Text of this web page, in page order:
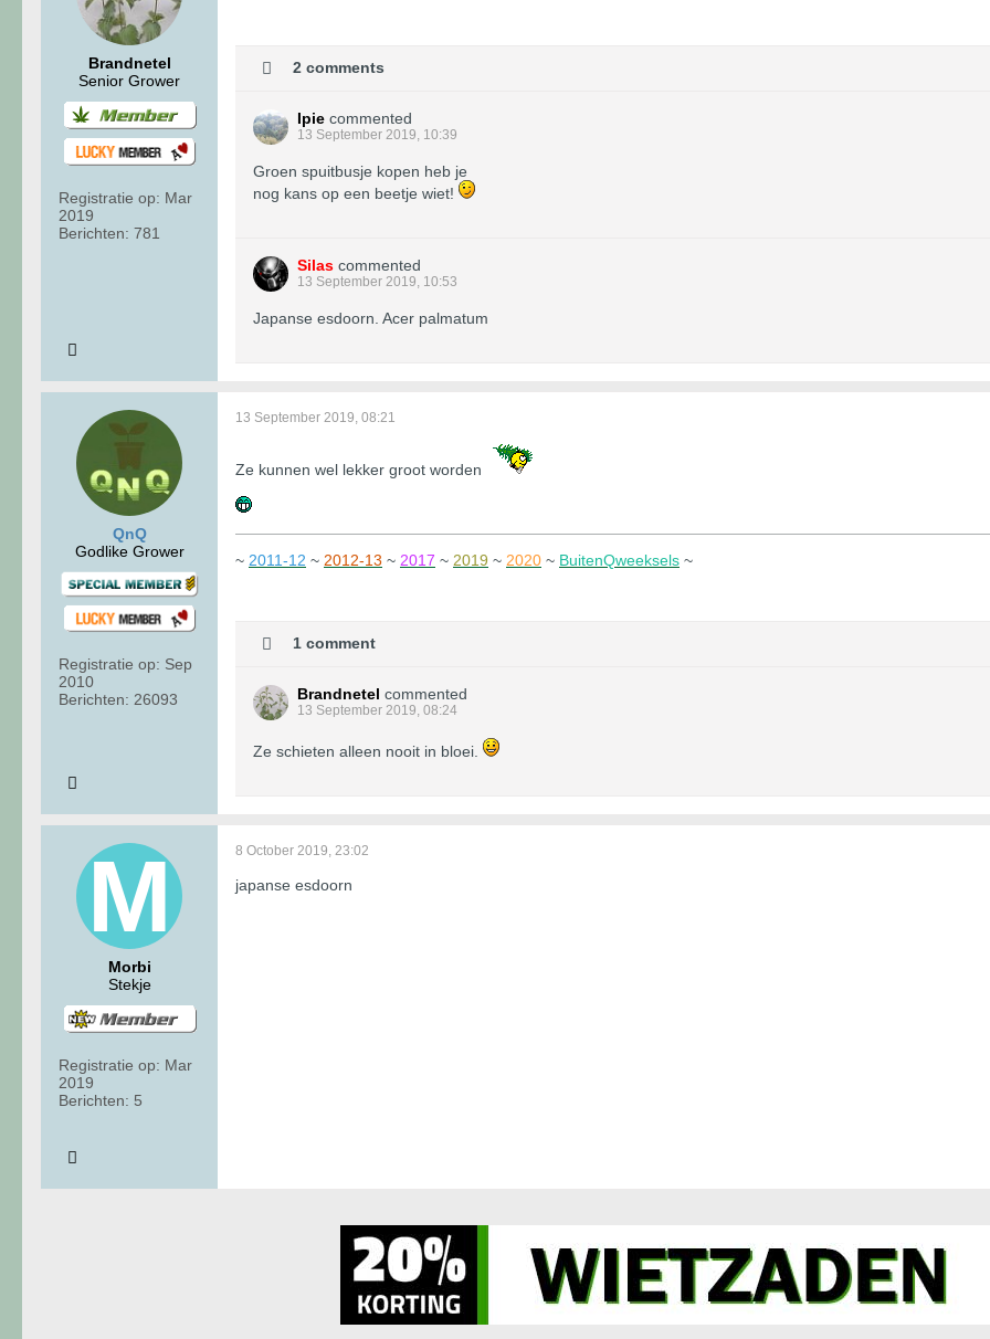
Brandnetel
Senior Grower
Registratie op: Mar
2019
Berichten: 781
2 comments
Ipie commented
13 September 2019, 10:39
Groen spuitbusje kopen heb je
nog kans op een beetje wiet!
Silas commented
13 September 2019, 10:53
Japanse esdoorn. Acer palmatum
QnQ
Godlike Grower
Registratie op: Sep
2010
Berichten: 26093
13 September 2019, 08:21
Ze kunnen wel lekker groot worden
~ 2011-12 ~ 2012-13 ~ 2017 ~ 2019 ~ 2020 ~ BuitenQweeksels ~
1 comment
Brandnetel commented
13 September 2019, 08:24
Ze schieten alleen nooit in bloei.
Morbi
Stekje
Registratie op: Mar
2019
Berichten: 5
8 October 2019, 23:02
japanse esdoorn